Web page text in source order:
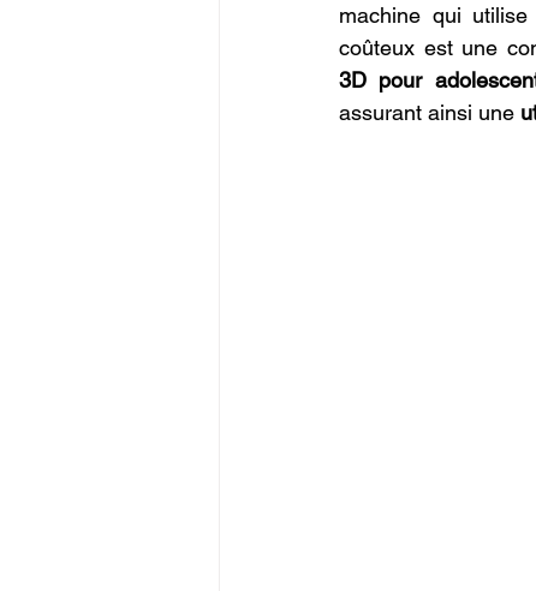
machine qui utilise
coûteux est une
3D pour
assurant ainsi une